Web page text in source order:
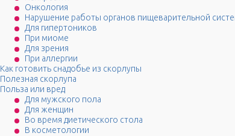
Онкология
Нарушение работы органов пищеварительной
Для гипертоников
При миоме
Для зрения
При аллергии
Как готовить снадобье из скорлупы
Полезная скорлупа
Польза или вред
Для мужского пола
Для женщин
Во время диетического стола
В косметологии